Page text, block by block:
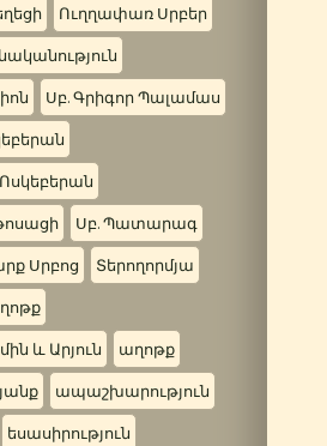
Ուղղափառ Սրբեր
Սբ. Գրիգոր Պալամաս
Սբ. Պատարագ
Սրբոց Տերողորմյա
և Արյուն աղոթք
ապաշխարություն
եսասիրություն